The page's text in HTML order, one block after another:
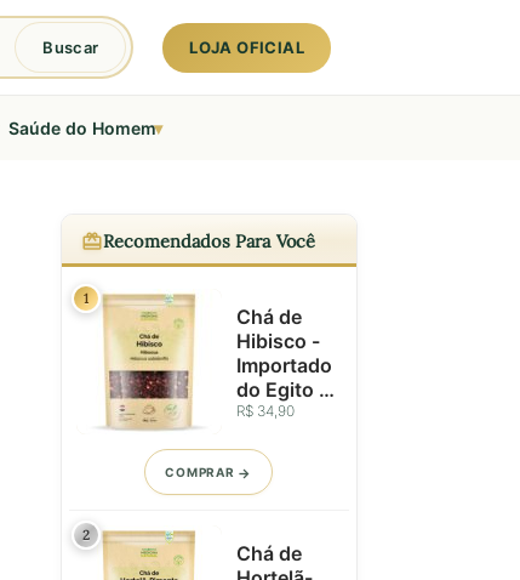
Buscar LOJA OFICIAL
Saúde do Homem▾
Recomendados Para Você
1
Chá de
Hibisco -
Importado
do Egito -
Flores
das -
100g
R$ 34,90
COMPRAR
2
Chá de